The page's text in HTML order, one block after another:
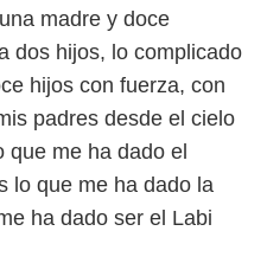
madre y doce
dos hijos, lo complicado
hijos con fuerza, con
padres desde el cielo
que me ha dado el
lo que me ha dado la
ha dado ser el Labi